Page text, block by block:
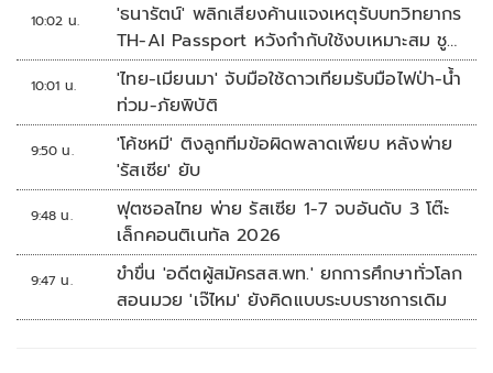
10:02 น.
'ธนารัตน์' พลิกเสียงค้านแจงเหตุรับบทวิทยากร
TH-AI Passport หวังกำกับใช้งบเหมาะสม ชู
จุดเด่นคนไทยได้ใช้ AI ระดับโปร ลดเหลื่อมล้ำ
ทางเทคโนโลยี เซฟงบไปกว่า900ล้าน เชื่อหาก
ใช้เต็มที่เอกชนขาดทุนย่อยยับ
10:01 น.
'ไทย-เมียนมา' จับมือใช้ดาวเทียมรับมือไฟป่า-น้ำ
ท่วม-ภัยพิบัติ
9:50 น.
'โค้ชหมี' ติงลูกทีมข้อผิดพลาดเพียบ หลังพ่าย
'รัสเซีย' ยับ
9:48 น.
ฟุตซอลไทย พ่าย รัสเซีย 1-7 จบอันดับ 3 โต๊ะ
เล็กคอนติเนทัล 2026
9:47 น.
ขำขื่น 'อดีตผู้สมัครสส.พท.' ยกการศึกษาทั่วโลก
สอนมวย 'เจ๊ไหม' ยังคิดแบบระบบราชการเดิม